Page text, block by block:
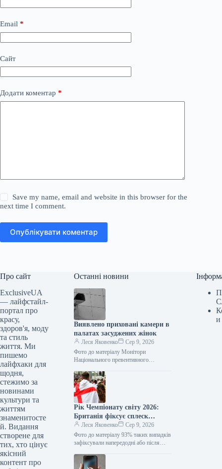
Email *
Сайт
Додати коментар *
Save my name, email and website in this browser for the
next time I comment.
Опублікувати коментар
Про сайт
ExclusiveUA
— лайфстайл-
портал про
красу,
здоров'я, моду
та стиль
життя. Ми
пишемо
лайфхаки для
щодня,
стежимо за
новинами
культури та
життям
знаменитосте
й. Видання
створене для
тих, хто цінує
якісний
контент про
Останні новини
Виявлено приховані камери в
палатах засуджених жінок
Леся Яковенко
Сер 9, 2026
Фото до матеріалу Монітори
Національного превентивного
відеоспостереження у медичних
палатах для засуджених жінок та тих,
хто…
Рік Чемпіонату світу 2026:
Британія фіксує сплеск
домашнього насильства
Леся Яковенко
Сер 9, 2026
Фото до матеріалу 93% таких випадків
зафіксували напередодні або після
Чемпіонату світу з футболу 2026…
и